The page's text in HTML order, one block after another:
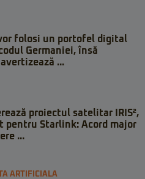
folosi un portofel digital
Germaniei, însă
...
proiectul satelitar IRIS²,
pentru Starlink: Acord major
...
ARTIFICIALA